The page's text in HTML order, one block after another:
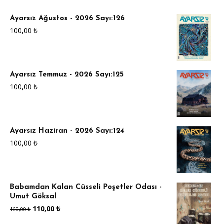
Ayarsız Ağustos - 2026 Sayı:126
100,00 ₺
Ayarsız Temmuz - 2026 Sayı:125
100,00 ₺
Ayarsız Haziran - 2026 Sayı:124
100,00 ₺
Babamdan Kalan Cüsseli Poşetler Odası -
Umut Göksal
160,00₺ Orijinal
110,00 ₺Şu